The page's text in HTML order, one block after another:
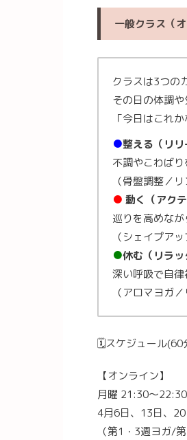
一般クラス（
クラスは3つの
その日の体調
「今日はこれ
●整える（リリ
不調やこわばり
（骨盤調整／
● 動く（アクテ
巡りを高めな
（シェイプア
●休む（リラッ
深い呼吸で自律
（アロマヨガ
🗓スケジュール(60
【オンライン】
月曜 21:30〜22:30
4月6日、13日、
（第1・3週ヨガ/